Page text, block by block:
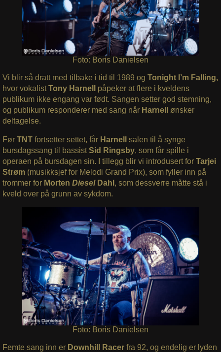
Foto: Boris Danielsen
Vi blir så dratt med tilbake i tid til 1989 og Tonight I’m Falling,
hvor vokalistTony Harnell
påpeker at flere i kveldens
publikum ikke engang var født. Sangen setter god stemning,
og publikum responderer med sang når Harnell ønsker
deltagelse.
Før TNTfortsetter settet, får Harnell
salen til å synge
bursdagssang til bassistSid Ringsby, som får spille i
operaen på bursdagen sin. I tillegg blir vi introdusert for Tarjei
Strøm(musikksjef for Melodi Grand Prix), som fyller inn på
trommer for Morten Diesel Dahl , som dessverre måtte stå i
kveld over på grunn av sykdom.
Foto: Boris Danielsen
Femte sang inn er Downhill Racer fra 92, og endelig er lyden